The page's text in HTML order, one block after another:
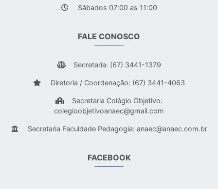
Sábados 07:00 as 11:00
FALE CONOSCO
Secretaria: (67) 3441-1379
Diretoria / Coordenação: (67) 3441-4063
Secretaria Colégio Objetivo:
colegioobjetivoanaec@gmail.com
Secretaria Faculdade Pedagogia: anaec@anaec.com.br
FACEBOOK